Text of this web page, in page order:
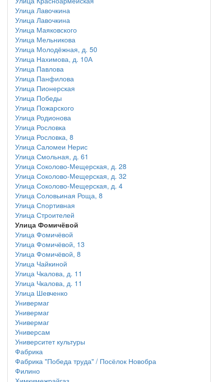
Улица Лавочкина
Улица Лавочкина
Улица Маяковского
Улица Мельникова
Улица Молодёжная, д. 50
Улица Нахимова, д. 10А
Улица Павлова
Улица Панфилова
Улица Пионерская
Улица Победы
Улица Пожарского
Улица Родионова
Улица Рословка
Улица Рословка, 8
Улица Саломеи Нерис
Улица Смольная, д. 61
Улица Соколово-Мещерская, д. 28
Улица Соколово-Мещерская, д. 32
Улица Соколово-Мещерская, д. 4
Улица Соловьиная Роща, 8
Улица Спортивная
Улица Строителей
Улица Фомичёвой
Улица Фомичёвой
Улица Фомичёвой, 13
Улица Фомичёвой, 8
Улица Чайкиной
Улица Чкалова, д. 11
Улица Чкалова, д. 11
Улица Шевченко
Универмаг
Универмаг
Универмаг
Универсам
Университет культуры
Фабрика
Фабрика "Победа труда" / Посёлок Новобра
Филино